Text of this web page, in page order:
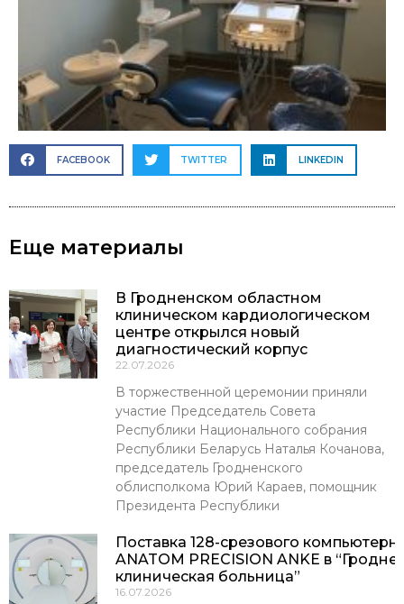
FACEBOOK TWITTER LINKEDIN
Еще материалы
В Гродненском областном
клиническом кардиологическом
центре открылся новый
диагностический корпус
22.07.2026
В торжественной церемонии приняли
участие Председатель Совета
Республики Национального собрания
Республики Беларусь Наталья Кочанова,
председатель Гродненского
облисполкома Юрий Караев, помощник
Президента Республики
Поставка 128-срезового
ANATOM PRECISION ANKE в
клиническая больница”
16.07.2026